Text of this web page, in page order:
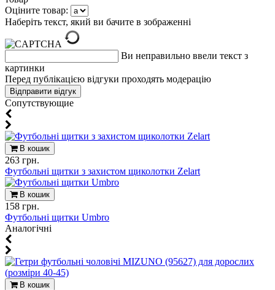
Оціните товар:
Наберіть текст, який ви бачите в зображенні
Ви неправильно ввели текст з
картинки
Перед публікацією відгуки проходять модерацію
Cопутствующие
В кошик
263 грн.
Футбольні щитки з захистом щиколотки Zelart
В кошик
158 грн.
Футбольні щитки Umbro
Aналогічні
В кошик